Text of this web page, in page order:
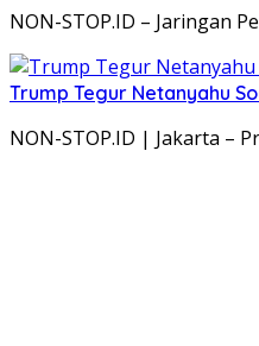
NON-STOP.ID – Jaringan
Trump Tegur Netanyahu
NON-STOP.ID | Jakarta –